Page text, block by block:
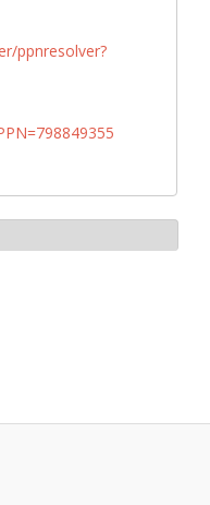
ppnresolver?